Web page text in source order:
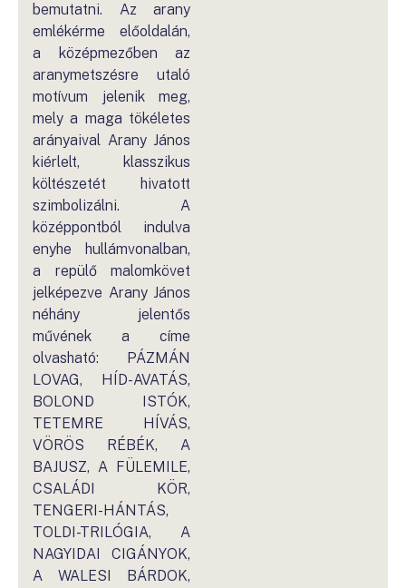
bemutatni. Az arany
emlékérme előoldalán,
a középmezőben az
aranymetszésre utaló
motívum jelenik meg,
mely a maga tökéletes
arányaival Arany János
kiérlelt, klasszikus
költészetét hivatott
szimbolizálni. A
középpontból indulva
enyhe hullámvonalban,
a repülő malomkövet
jelképezve Arany János
néhány jelentős
művének a címe
olvasható: PÁZMÁN
LOVAG, HÍD-AVATÁS,
BOLOND ISTÓK,
TETEMRE HÍVÁS,
VÖRÖS RÉBÉK, A
BAJUSZ, A FÜLEMILE,
CSALÁDI KÖR,
TENGERI-HÁNTÁS,
TOLDI-TRILÓGIA, A
NAGYIDAI CIGÁNYOK,
A WALESI BÁRDOK,